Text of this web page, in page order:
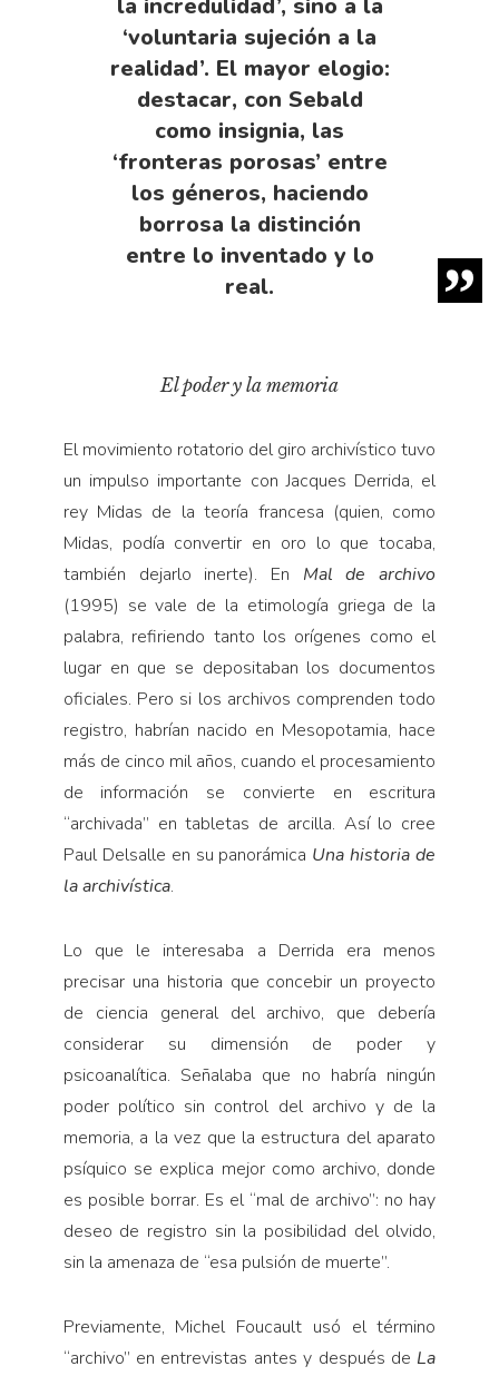
la incredulidad’, sino a la
‘voluntaria sujeción a la
realidad’. El mayor elogio:
destacar, con Sebald
como insignia, las
‘fronteras porosas’ entre
los géneros, haciendo
borrosa la distinción
entre lo inventado y lo
real.
El poder y la memoria
El movimiento rotatorio del giro archivístico tuvo
un impulso importante con Jacques Derrida, el
rey Midas de la teoría francesa (quien, como
Midas, podía convertir en oro lo que tocaba,
también dejarlo inerte). En Mal de archivo
(1995) se vale de la etimología griega de la
palabra, refiriendo tanto los orígenes como el
lugar en que se depositaban los documentos
oficiales. Pero si los archivos comprenden todo
registro, habrían nacido en Mesopotamia, hace
más de cinco mil años, cuando el procesamiento
de información se convierte en escritura
“archivada” en tabletas de arcilla. Así lo cree
Paul Delsalle en su panorámica Una historia de
la archivística.
Lo que le interesaba a Derrida era menos
precisar una historia que concebir un proyecto
de ciencia general del archivo, que debería
considerar su dimensión de poder y
psicoanalítica. Señalaba que no habría ningún
poder político sin control del archivo y de la
memoria, a la vez que la estructura del aparato
psíquico se explica mejor como archivo, donde
es posible borrar. Es el “mal de archivo”: no hay
deseo de registro sin la posibilidad del olvido,
sin la amenaza de “esa pulsión de muerte”.
Previamente, Michel Foucault usó el término
“archivo” en entrevistas antes y después de La